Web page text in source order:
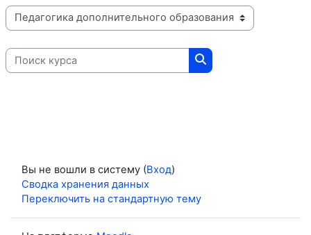
Категории курсов
Поиск курса
Поиск курса
Вы не вошли в систему (Вход)
Сводка хранения данных
Переключить на стандартную тему